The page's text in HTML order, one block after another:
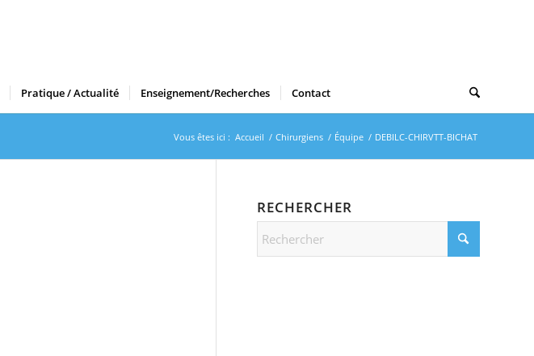
Pratique / Actualité Enseignement/Recherches Contact
Vous êtes ici : Accueil / Chirurgiens / Équipe / DEBILC-CHIRVTT-BICHAT
RECHERCHER